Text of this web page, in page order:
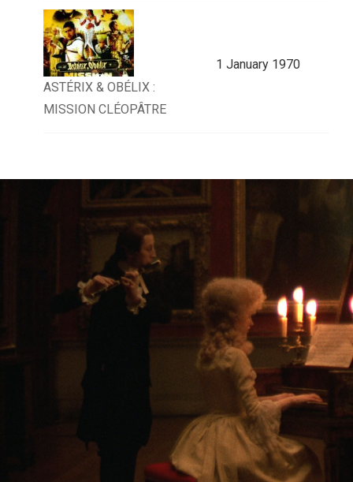
ASTÉRIX & OBÉLIX :
MISSION CLÉOPÂTRE
1 January 1970